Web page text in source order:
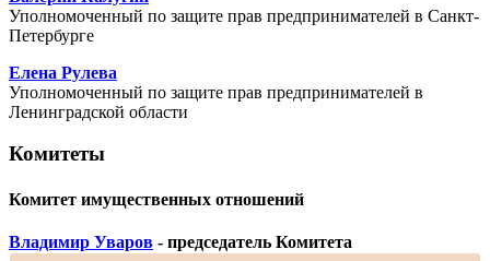
Уполномоченный по защите прав предпринимателей в Санкт-
Петербурге
Елена Рулева
Уполномоченный по защите прав предпринимателей в
Ленинградской области
Комитеты
Комитет имущественных отношений
Владимир Уваров - председатель Комитета